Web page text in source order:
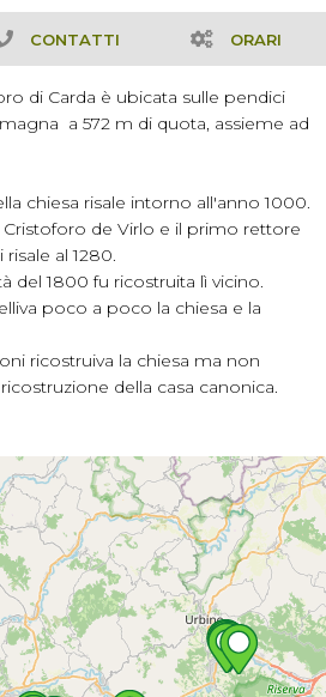
CONTATTI ORARI
di Carda è ubicata sulle pendici
a 572 m di quota, assieme ad
chiesa risale intorno all'anno 1000.
de Virlo e il primo rettore
al 1280.
del 1800 fu ricostruita lì vicino.
poco a poco la chiesa e la
ricostruiva la chiesa ma non
della casa canonica.